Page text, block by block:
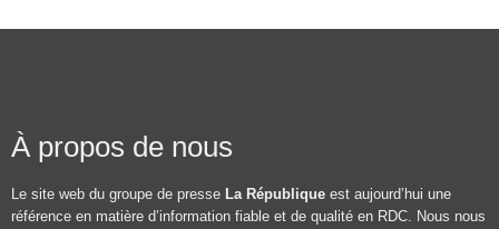
À propos de nous
Le site web du groupe de presse La République est aujourd’hui une
référence en matière d’information fiable et de qualité en RDC. Nous nous